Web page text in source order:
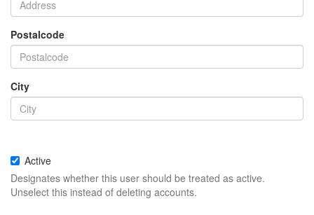
Postalcode
City
Active
Designates whether this user should be treated as active.
Unselect this instead of deleting accounts.